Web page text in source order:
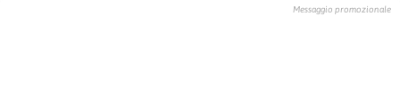
Messaggio promozionale